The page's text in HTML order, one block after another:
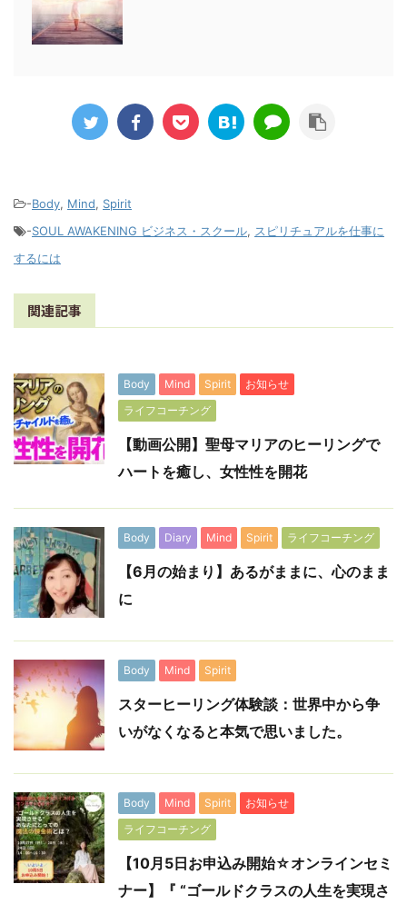
-Body, Mind, Spirit
-SOUL AWAKENING ビジネス・スクール, スピリチュアルを仕事に
するには
関連記事
Body Mind Spirit
お知らせ
ライフコーチング
【動画公開】聖母マリアのヒーリングで
ハートを癒し、女性性を開花
Body Diary Mind Spirit ライフコーチング
【6月の始まり】あるがままに、心のまま
に
Body Mind Spirit
スターヒーリング体験談：世界中から争
いがなくなると本気で思いました。
Body Mind Spirit
お知らせ
ライフコーチング
【10月5日お申込み開始☆オンラインセミ
ナー】『 “ゴールドクラスの人生を実現さ